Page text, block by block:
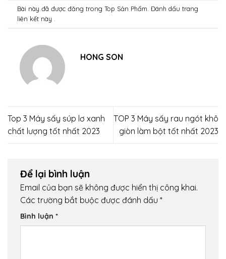
Bài này đã được đăng trongTop Sản Phẩm . Đánh dấu trang
liên kết này .
HONG SON
Top 3 Máy sấy súp lơ xanh
chất lượng tốt nhất 2023
TOP 3 Máy sấy rau ngót khô
giòn làm bột tốt nhất 2023
Để lại bình luận
Email của bạn sẽ không được hiển thị công khai.
Các trường bắt buộc được đánh dấu *
Bình luận *